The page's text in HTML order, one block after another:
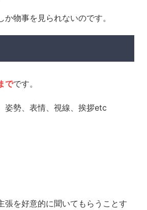
物事を見られないのです。
でです。
姿勢、表情、視線、挨拶etc
張を好意的に聞いてもらうことす